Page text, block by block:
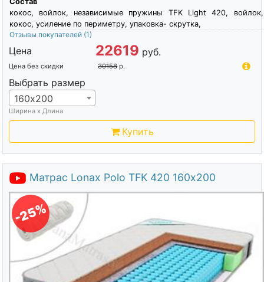
кокос, войлок, независимые пружины TFK Light 420, войлок,
кокос, усиление по периметру, упаковка- скрутка,
Отзывы покупателей (1)
Цена 22619 руб.
Цена без скидки 30158 р.
Выбрать размер
160х200
Ширина х Длина
Купить
Матрас Lonax Polo TFK 420 160х200
-25%